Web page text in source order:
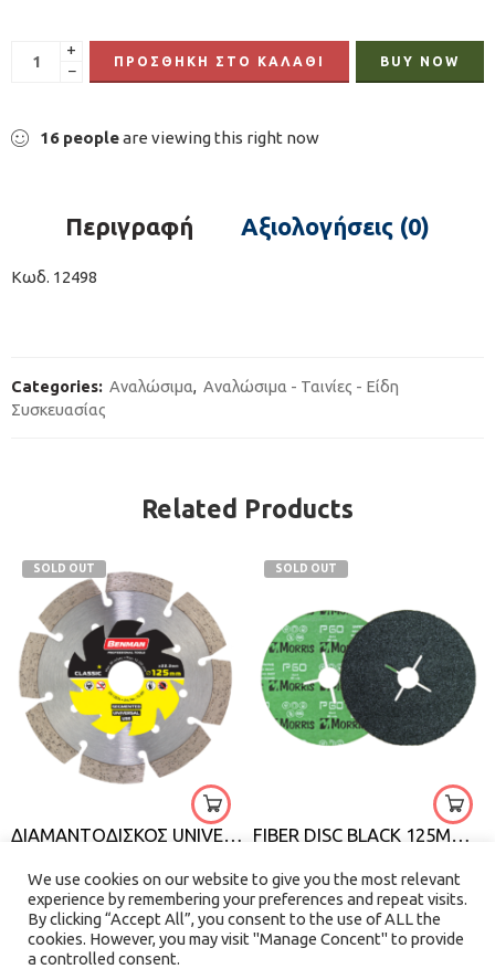
+
−
ΠΡΟΣΘΉΚΗ ΣΤΟ ΚΑΛΆΘΙ BUY NOW
16 peopleare viewing this right now
Περιγραφή Αξιολογήσεις (0)
Κωδ. 12498
Categories: Αναλώσιμα, Αναλώσιμα - Ταινίες - Είδη
Συσκευασίας
Related Products
SOLD OUT
ΔΙΑΜΑΝΤΟΔΙΣΚΟΣ UNIVERSAL CLASSIC BENMAN
115 x 2,4 x 10mm
125 x 2,4 x 10mm
230 x 2,6 x 10mm
QUICK VIEW
SOLD OUT
FIBER DISC BLACK 125MM MORRIS
16
24
60
120
150
QUICK VIEW
We use cookies on our website to give you the most relevant
experience by remembering your preferences and repeat visits.
By clicking “Accept All”, you consent to the use of ALL the
cookies. However, you may visit "Manage Concent" to provide
a controlled consent.